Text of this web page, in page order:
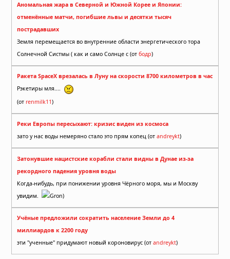
Аномальная жара в Северной и Южной Корее и Японии:
отменённые матчи, погибшие львы и десятки тысяч
пострадавших
Земля перемещается во внутренние области энергетического тора
Солнечной Систмы ( как и само Солнце с (от бодр)
Ракета SpaceX врезалась в Луну на скорости 8700 километров в час
Рэкетиры мля....
(от renmilk11)
Реки Европы пересыхают: кризис виден из космоса
зато у нас воды немеряно стало это прям копец (от andreykt)
Затонувшие нацистские корабли стали видны в Дунае из-за
рекордного падения уровня воды
Когда-нибудь, при понижении уровня Чёрного моря, мы и Москву
увидим.
Gron)
Учёные предложили сократить население Земли до 4
миллиардов к 2200 году
эти "ученные" придумают новый короновирус (от andreykt)